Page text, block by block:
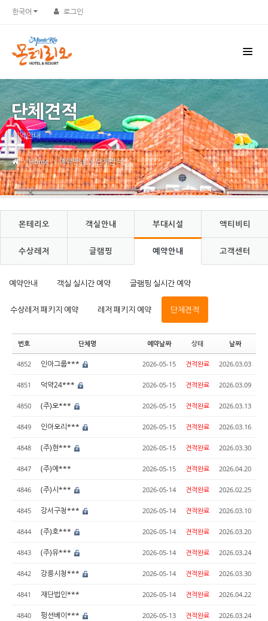
한국어 로그인
단체견적
예약안내
Home 예약안내 단체견적
몬테리오 객실안내 부대시설 액티비티
수상레저 글램핑 예약안내 고객센터
예약안내 객실 실시간 예약 글램핑 실시간 예약
수상레저 패키지 예약 레저 패키지 예약 단체견적
번호 단체명 예약날짜 상태 날짜
4852 인아그룹*** 2026-05-15 견적완료 2026.03.03
4851 덕약24*** 2026-05-15 견적완료 2026.03.09
4850 (주)오*** 2026-05-15 견적완료 2026.03.13
4849 인아오리*** 2026-05-15 견적완료 2026.03.16
4848 (주)현*** 2026-05-15 견적완료 2026.03.30
4847 (주)에*** 2026-05-15 견적완료 2026.04.20
4846 (주)시*** 2026-05-14 견적완료 2026.02.25
4845 강서구청*** 2026-05-14 견적완료 2026.03.10
4844 (주)호*** 2026-05-14 견적완료 2026.03.20
4843 (주)유*** 2026-05-14 견적완료 2026.03.24
4842 강릉시청*** 2026-05-14 견적완료 2026.03.30
4841 재단법인*** 2026-05-14 견적완료 2026.04.22
4840 펑션베이*** 2026-05-13 견적완료 2026.03.24
Sketchbook5, 스케치북5